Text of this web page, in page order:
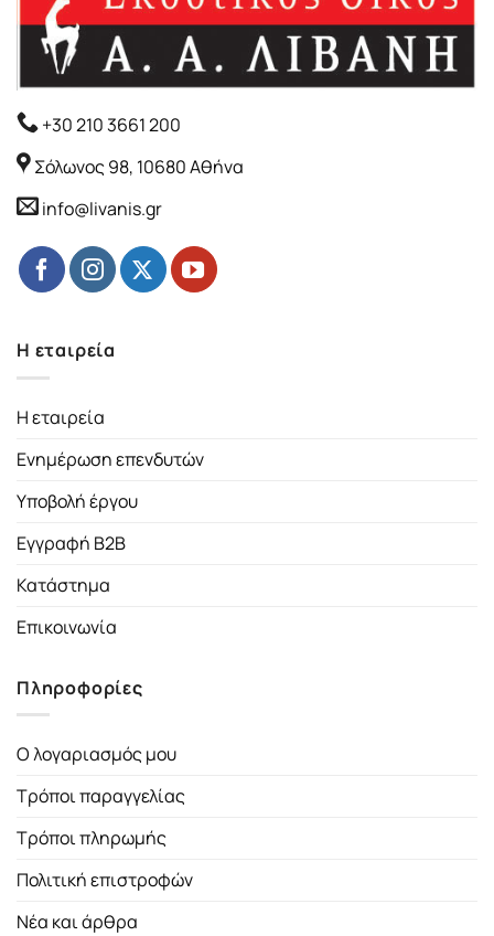
+30 210 3661 200
Σόλωνος 98, 10680 Αθήνα
info@livanis.gr
Η εταιρεία
Η εταιρεία
Ενημέρωση επενδυτών
Υποβολή έργου
Εγγραφή B2B
Κατάστημα
Επικοινωνία
Πληροφορίες
Ο λογαριασμός μου
Τρόποι παραγγελίας
Τρόποι πληρωμής
Πολιτική επιστροφών
Νέα και άρθρα